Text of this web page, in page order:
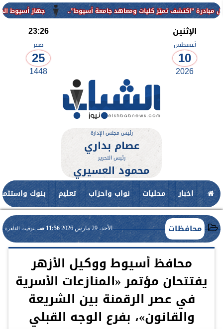
جهاز أسيوط الجديدة يواصل تميّز كليات ومعاهد جامعة أسيوط”..
الإثنين
أغسطس
10
2026
23:26
صفر
25
1448
رئيس مجلس الإدارة
عصام بداري
رئيس التحرير
محمود العسيري
اخبار محليات نواب واحزاب تعليم بنوك
محافظات الأحد، 29 مارس 2026 11:56 صـ بتوقيت القاهرة
محافظ أسيوط ووكيل الأزهر
يفتتحان مؤتمر «المنازعات الأسرية
في عصر الرقمنة بين الشريعة
والقانون»، بفرع الوجه القبلي